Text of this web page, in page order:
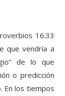
16:33
que vendría a
de lo que
o predicción
En los tiempos